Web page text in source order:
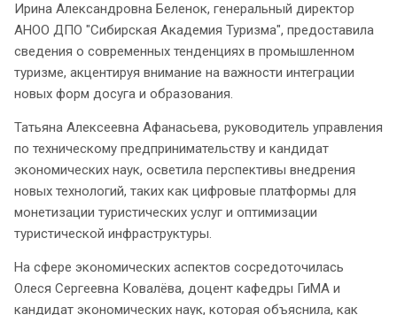
Ирина Александровна Беленок, генеральный директор
АНОО ДПО "Сибирская Академия Туризма", предоставила
сведения о современных тенденциях в промышленном
туризме, акцентируя внимание на важности интеграции
новых форм досуга и образования.
Татьяна Алексеевна Афанасьева, руководитель управления
по техническому предпринимательству и кандидат
экономических наук, осветила перспективы внедрения
новых технологий, таких как цифровые платформы для
монетизации туристических услуг и оптимизации
туристической инфраструктуры.
На сфере экономических аспектов сосредоточилась
Олеся Сергеевна Ковалёва, доцент кафедры ГиМА и
кандидат экономических наук, которая объяснила, как